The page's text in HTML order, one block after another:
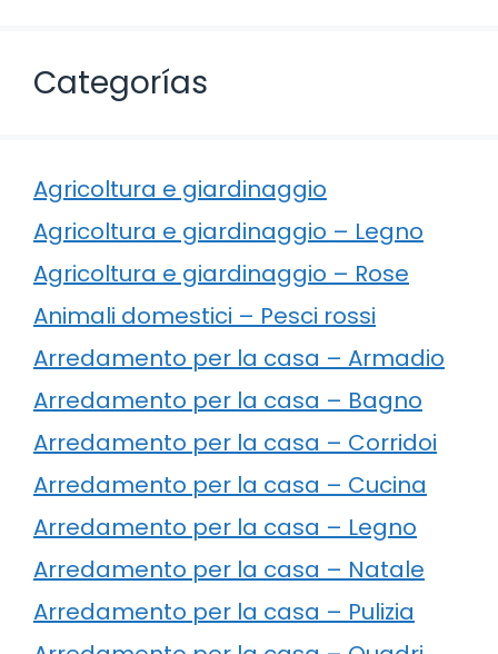
Categorías
Agricoltura e giardinaggio
Agricoltura e giardinaggio – Legno
Agricoltura e giardinaggio – Rose
Animali domestici – Pesci rossi
Arredamento per la casa – Armadio
Arredamento per la casa – Bagno
Arredamento per la casa – Corridoi
Arredamento per la casa – Cucina
Arredamento per la casa – Legno
Arredamento per la casa – Natale
Arredamento per la casa – Pulizia